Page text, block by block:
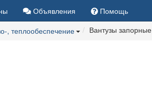
Объявления Помощь
, теплообеспечение Вантузы запорные